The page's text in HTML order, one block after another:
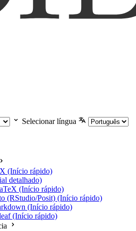
Selecionar língua
(Início rápido)
detalhado)
(Início rápido)
(RStudio/Posit) (Início rápido)
(Início rápido)
(Início rápido)